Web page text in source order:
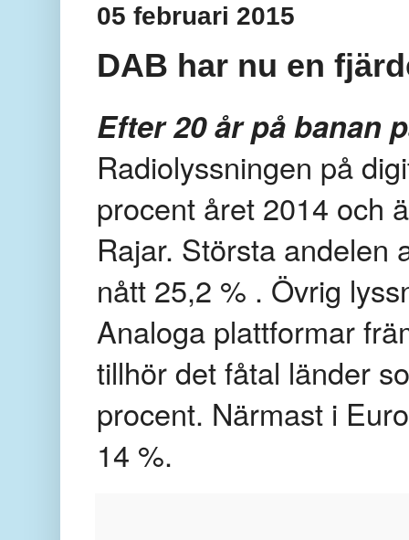
05 februari 2015
DAB har nu en
Efter 20 år på banan
Radiolyssningen på
procent året 2014 och
Rajar. Största andelen
nått 25,2 % . Övrig
Analoga plattformar
tillhör det fåtal länder
procent. Närmast i
14 %.